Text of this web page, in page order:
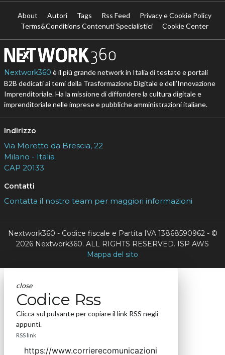
About Autori Tags Rss Feed
Privacy e Cookie Policy
Terms&Conditions Contenuti Specialistici
Cookie Center
Nextwork360 è il più grande network in Italia di testate e portali
B2B dedicati ai temi della Trasformazione Digitale e dell’Innovazione
Imprenditoriale. Ha la missione di diffondere la cultura digitale e
imprenditoriale nelle imprese e pubbliche amministrazioni italiane.
Indirizzo
Via Moretto da Brescia, 22
Milano - Italia
CAP 20133
Contatti
Contatta il nostro team per maggiori informazioni
Nextwork360 - Codice fiscale e Partita IVA 13868590962 - ©
2026 Nextwork360. ALL RIGHTS RESERVED. ISP AWS
Mappa del sito
close
Codice Rss
Clicca sul pulsante per copiare il link RSS negli
appunti.
RSS link